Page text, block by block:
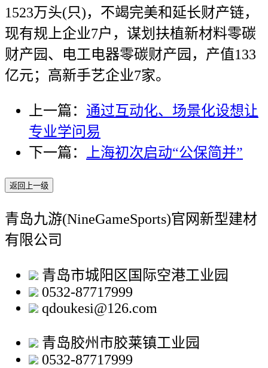
1523万头(只)，不竭完美和延长财产链，
现有规上企业7户，谋划扶植新材料零碳
财产园、电工电器零碳财产园，产值133
亿元；高新手艺企业7家。
上一篇： 通过互动化、场景化设想让
专业学问易
下一篇：
上海初次启动“公保简并”
返回上一级
青岛九游(NineGameSports)官网新型建材
有限公司
青岛市城阳区国际空港工业园
0532-87717999
qdoukesi@126.com
青岛胶州市胶莱镇工业园
0532-87717999